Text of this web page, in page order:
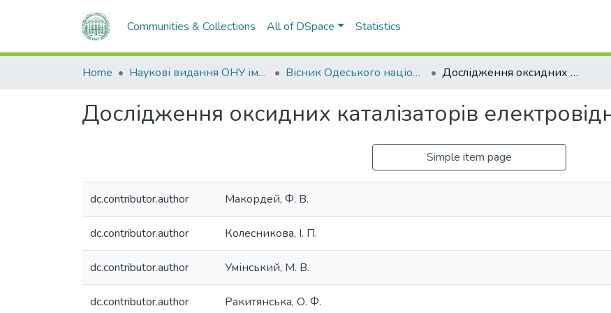
Communities & Collections All of DSpace Statistics
Home Наукові видання ОНУ імені І. І. Мечникова Вісник Одеського національного університету. Хімія Дослідження оксидних каталізаторів електровідновлення кисню
Дослідження оксидних каталізаторів
Simple item page
dc.contributor.author Макордей, Ф. В.
dc.contributor.author Колесникова, І. П.
dc.contributor.author Умінський, М. В.
dc.contributor.author Ракитянська, О. Ф.